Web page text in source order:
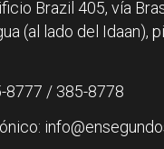
Brazil 405, vía
(al lado del Idaan),
8777 / 385-8778